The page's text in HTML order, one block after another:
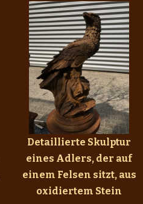
Detaillierte Skulptur
eines Adlers, der auf
einem Felsen sitzt, aus
oxidiertem Stein